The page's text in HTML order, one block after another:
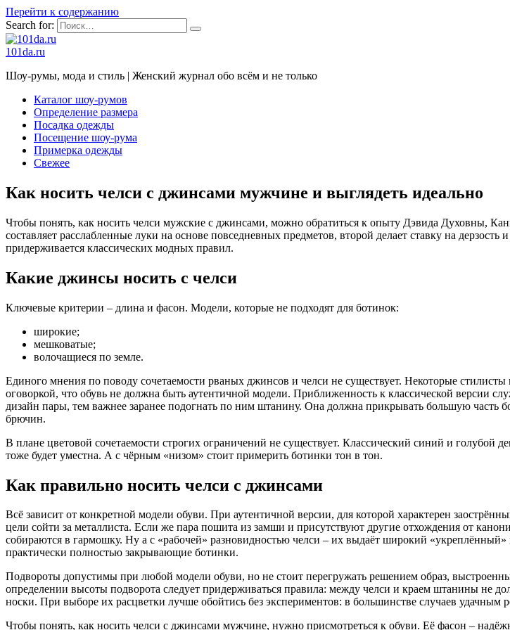
Перейти к содержанию
Search for:
101da.ru
Шоу-румы, мода и стиль | Женский журнал обо всём и не только
Каталог шоу-румов
Определение размера
Посадка одежды
Посещение шоу-рума
Примерка одежды
Свежее
Как носить челси с джинсами мужчине и выглядеть идеально
Чтобы понять, как носить челси мужские с джинсами, можно обратиться к опыту Дэвида Духовны,
составляет расслабленные луки на основе повседневных предметов, второй делает ставку на
придерживается классических модных правил.
Какие джинсы носить с челси
Ключевые критерии – длина и фасон. Модели, которые не подходят для ботинок:
широкие;
мешковатые;
волочащиеся по земле.
Единого мнения по поводу сочетаемости рваных джинсов и челси не существует. Некоторые
оговоркой, что обувь не должна быть аутентичной модели. Приближенность к классической версии
дизайн пары, тем важнее заранее подогнать по ним штанину. Она должна прикрывать большую часть
брючин.
В плане цветовой сочетаемости строгих ограничений не существует. Классический синий и голубой
тоже будет уместна. А с чёрным «низом» стоит примерить ботинки тон в тон.
Как правильно носить челси с джинсами
Всё зависит от конкретной модели обуви. При аутентичной версии, для которой характерен
цели сойти за металлиста. Если же пара пошита из замши и присутствуют другие отхождения от
собираются в гармошку. Ну а с «рабочей» разновидностью челси – их выдаёт широкий
практически полностью закрывающие ботинки.
Подвороты допустимы при любой модели обуви, но не стоит перегружать решением образ,
определении высоты подворота следует придерживаться правила: между челси и краем штанины не
носки. При выборе их расцветки лучше обойтись без экспериментов: в большинстве случаев
Чтобы понять, как носить челси с джинсами мужчине, нужно присмотреться к обуви. Её фасон –